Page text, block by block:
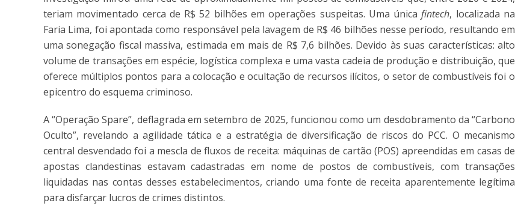
teriam movimentado cerca de R$ 52 bilhões em operações suspeitas. Uma únicafintech, localizada na
Faria Lima, foi apontada como responsável pela lavagem de R$ 46 bilhões nesse período, resultando em
uma sonegação fiscal massiva, estimada em mais de R$ 7,6 bilhões. Devido às suas características: alto
volume de transações em espécie, logística complexa e uma vasta cadeia de produção e distribuição, que
oferece múltiplos pontos para a colocação e ocultação de recursos ilícitos, o setor de combustíveis foi o
epicentro do esquema criminoso.
A “Operação Spare”, deflagrada em setembro de 2025, funcionou como um desdobramento da “Carbono
Oculto”, revelando a agilidade tática e a estratégia de diversificação de riscos do PCC. O mecanismo
central desvendado foi a mescla de fluxos de receita: máquinas de cartão (POS) apreendidas em casas de
apostas clandestinas estavam cadastradas em nome de postos de combustíveis, com transações
liquidadas nas contas desses estabelecimentos, criando uma fonte de receita aparentemente legítima
para disfarçar lucros de crimes distintos.